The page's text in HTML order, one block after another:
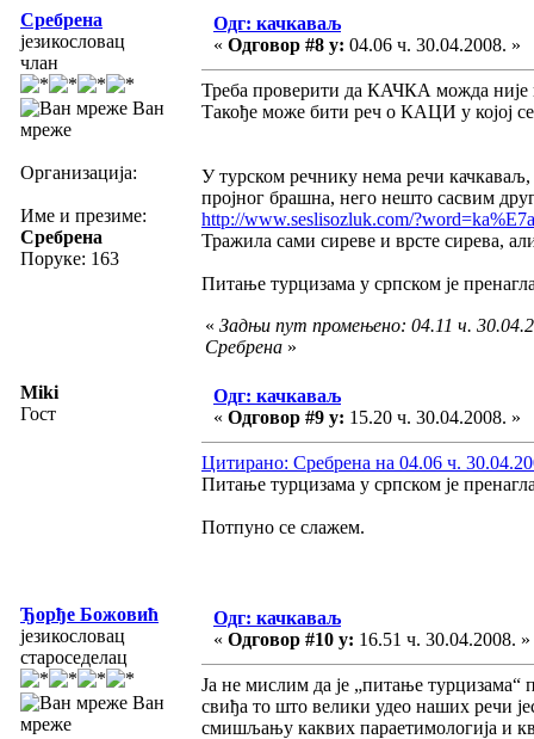
Сребрена
језикословац
члан
Ван
мреже
Организација:
Име и презиме:
Сребрена
Поруке: 163
Одг: качкаваљ
« Одговор #8 у: 04.06 ч. 30.04.2008. »
Треба проверити да КАЧКА можда
Такође може бити реч о КАЦИ у којој
У турском речнику нема речи
пројног брашна, него нешто сасвим
http://www.seslisozluk.com/
Тражила сами сиреве и врсте сирева,
Питање турцизама у српском је
« Задњи пут промењено: 04.11 ч.
Сребрена »
Miki
Гост
Одг: качкаваљ
« Одговор #9 у: 15.20 ч. 30.04.2008. »
Цитирано: Сребрена на 04.06 ч.
Питање турцизама у српском је
Потпуно се слажем.
Ђорђе Божовић
језикословац
староседелац
Ван
мреже
Одг: качкаваљ
« Одговор #10 у: 16.51 ч. 30.04.2008. »
Ја не мислим да је „питање
свиђа то што велики удео наших речи
смишљању каквих параетимологија и